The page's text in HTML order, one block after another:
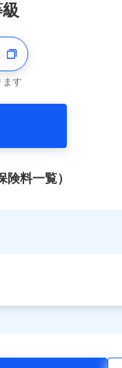
ます
料一覧）